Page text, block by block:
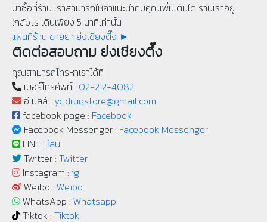
มาซื้อที่ร้าน เราสามารถให้คำแนะนำกับคุณเพิ่มเติมได้ ร้านเราอยู่
ใกล้bts เดินเพียง 5 นาทีเท่านั้น
แผนที่ร้าน ขายยา ย่งเชียงตึ๊ง ►
ติดต่อสอบถาม ย่งเชียงตึ๊ง
คุณสามารถโทรหาเราได้ที่
เบอร์โทรศัพท์ : 02-212-4082
อีเมลล์ : yc.drugstore@gmail.com
facebook page : Facebook
Facebook Messenger : Facebook Messenger
LINE :ไลน์
Twitter : Twitter
Instagram : ig
Weibo : Weibo
WhatsApp : Whatsapp
Tiktok : Tiktok